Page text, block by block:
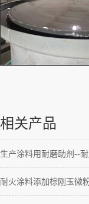
相关产品
生产涂料用耐磨助剂--
耐火涂料添加棕刚玉微